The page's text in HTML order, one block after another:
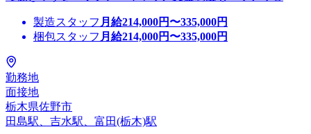
製造スタッフ 月給214,000円〜335,000円
梱包スタッフ 月給214,000円〜335,000円
勤務地
面接地
栃木県佐野市
田島駅、吉水駅、富田(栃木)駅